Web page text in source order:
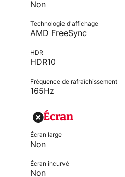
Non
Technologie d'affichage
AMD FreeSync
HDR
HDR10
Fréquence de rafraîchissement
165Hz
Écran
Écran large
Non
Écran incurvé
Non